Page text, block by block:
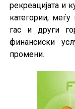
рекреацијата и
категории,
гас и други
финансиски
промени.